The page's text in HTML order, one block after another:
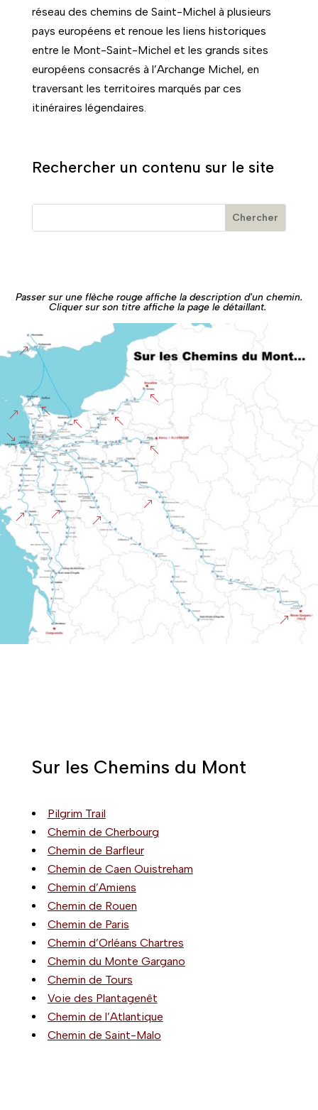
réseau des chemins de Saint-Michel à plusieurs
pays européens et renoue les liens historiques
entre le Mont-Saint-Michel et les grands sites
européens consacrés à l’Archange Michel, en
traversant les territoires marqués par ces
itinéraires légendaires.
Rechercher un contenu sur le site
Passer sur une flèche rouge affiche la description d'un chemin.
Cliquer sur son titre affiche la page le détaillant.
&
&
%
%
%
%
%
&
&
&
&
&
'
Sur les Chemins du Mont
Pilgrim Trail
Chemin de Cherbourg
Chemin de Barfleur
Chemin de Caen Ouistreham
Chemin d’Amiens
Chemin de Rouen
Chemin de Paris
Chemin d’Orléans Chartres
Chemin du Monte Gargano
Chemin de Tours
Voie des Plantagenêt
Chemin de l’Atlantique
Chemin de Saint-Malo